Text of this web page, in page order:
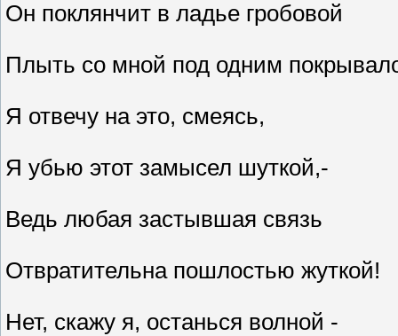
Он поклянчит в ладье гробовой
Плыть со мной под одним
Я отвечу на это, смеясь,
Я убью этот замысел шуткой,-
Ведь любая застывшая связь
Отвратительна пошлостью жуткой!
Нет, скажу я, останься волной -